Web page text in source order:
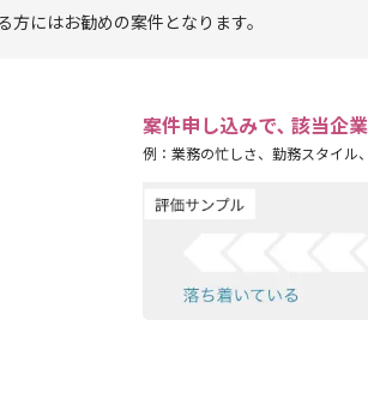
方にはお勧めの案件となります。
案件申し込みで､ 該当企
例：業務の忙しさ、勤務スタイル